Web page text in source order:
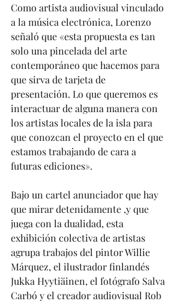
Como artista audiovisual vinculado
a la música electrónica, Lorenzo
señaló que «esta propuesta es tan
solo una pincelada del arte
contemporáneo que hacemos para
que sirva de tarjeta de
presentación. Lo que queremos es
interactuar de alguna manera con
los artistas locales de la isla para
que conozcan el proyecto en el que
estamos trabajando de cara a
futuras ediciones».
Bajo un cartel anunciador que hay
que mirar detenidamente ,y que
juega con la dualidad, esta
exhibición colectiva de artistas
agrupa trabajos del pintor Willie
Márquez, el ilustrador finlandés
Jukka Hyytiäinen, el fotógrafo Salva
Carbó y el creador audiovisual Rob